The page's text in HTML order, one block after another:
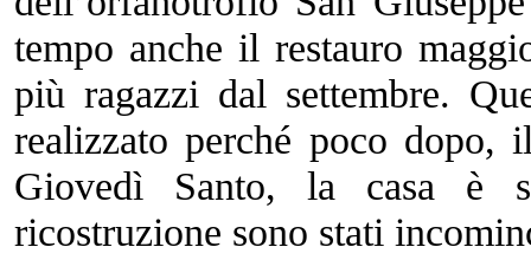
tempo anche il restauro
più ragazzi dal settembre.
realizzato perché poco
Giovedì Santo, la casa è
ricostruzione sono stati